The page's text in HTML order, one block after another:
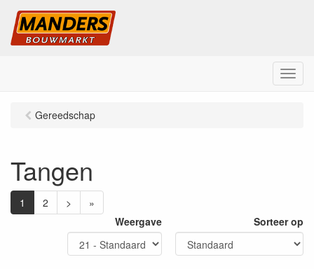
M
e
Gereedschap
Tangen
1 2 >
»
Weergave
Sorteer op